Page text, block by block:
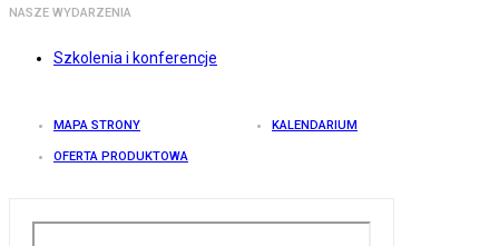
NASZE WYDARZENIA
Szkolenia i konferencje
MAPA STRONY KALENDARIUM
OFERTA PRODUKTOWA